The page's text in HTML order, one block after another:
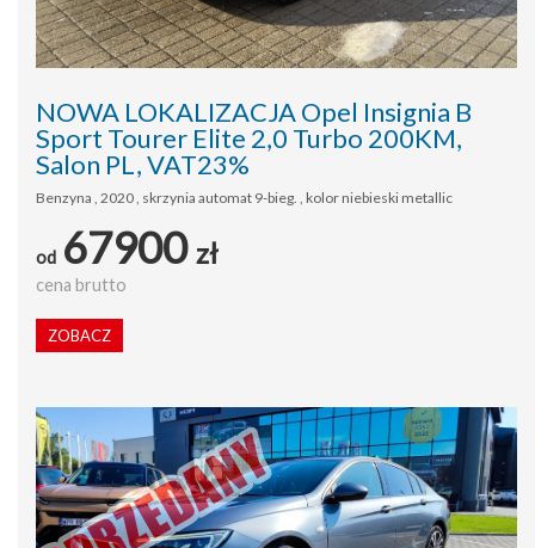
NOWA LOKALIZACJA Opel Insignia B
Sport Tourer Elite 2,0 Turbo 200KM,
Salon PL, VAT23%
Benzyna , 2020 , skrzynia automat 9-bieg. , kolor niebieski metallic
od 67900 zł
cena brutto
ZOBACZ